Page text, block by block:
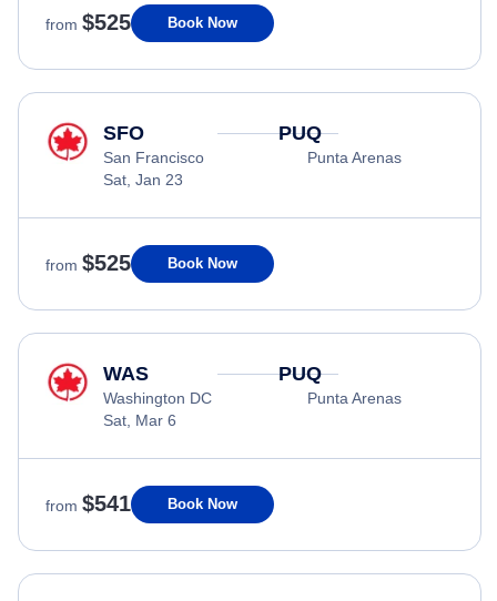
from $525 Book Now
SFO
San Francisco
Sat, Jan 23
PUQ
Punta Arenas
from $525 Book Now
WAS
Washington DC
Sat, Mar 6
PUQ
Punta Arenas
from $541 Book Now